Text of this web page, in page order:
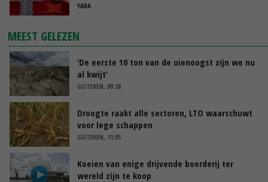
YARA
MEEST GELEZEN
‘De eerste 10 ton van de uienoogst zijn we nu
al kwijt’
GISTEREN, 09:28
Droogte raakt alle sectoren, LTO waarschuwt
voor lege schappen
GISTEREN, 11:05
Koeien van enige drijvende boerderij ter
wereld zijn te koop